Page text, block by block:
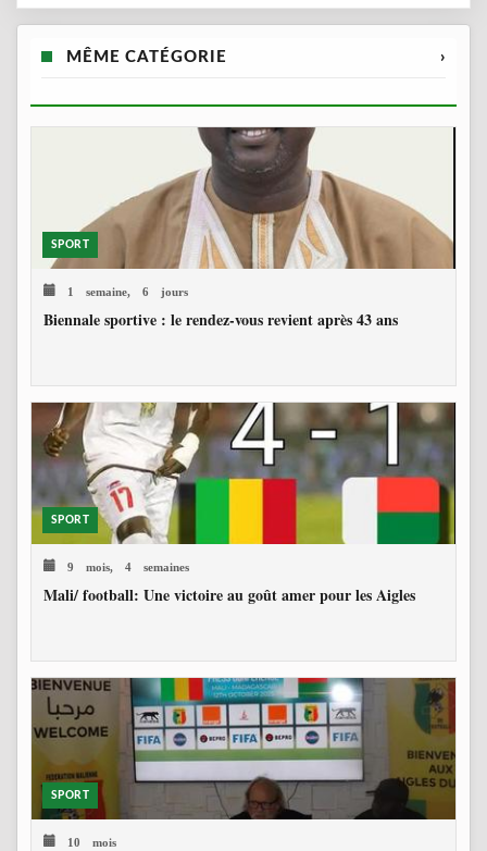
MÊME CATÉGORIE ›
SPORT
1 semaine, 6 jours
Biennale sportive : le rendez-vous revient après 43 ans
SPORT
9 mois, 4 semaines
Mali/ football: Une victoire au goût amer pour les Aigles
SPORT
10 mois